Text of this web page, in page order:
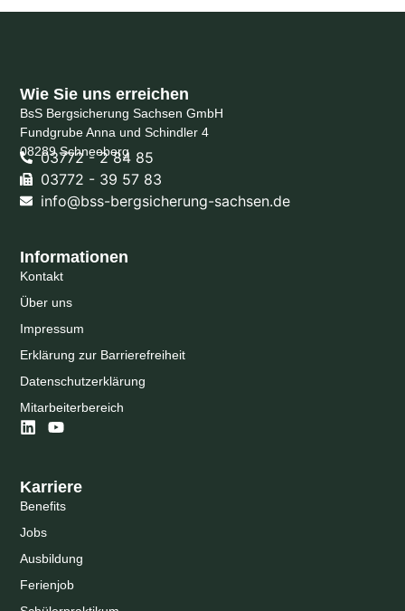
Informationen
Kontakt
Über uns
Impressum
Erklärung zur Barrierefreiheit
Datenschutzerklärung
Mitarbeiterbereich
Karriere
Benefits
Jobs
Ausbildung
Ferienjob
Wie Sie uns erreichen
BsS Bergsicherung Sachsen GmbH
Fundgrube Anna und Schindler 4
08289 Schneeberg
03772 - 2 84 85
03772 - 39 57 83
info@bss-bergsicherung-sachsen.de